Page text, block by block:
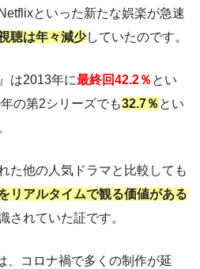
といった新たな娯楽が急速
聴は年々減少していたのです。
は2013年に最終回42.2％ とい
の第2シリーズでも32.7％ とい
た他の人気ドラマと比較しても
リアルタイムで観る価値がある
されていた証です。
、コロナ禍で多くの制作が延